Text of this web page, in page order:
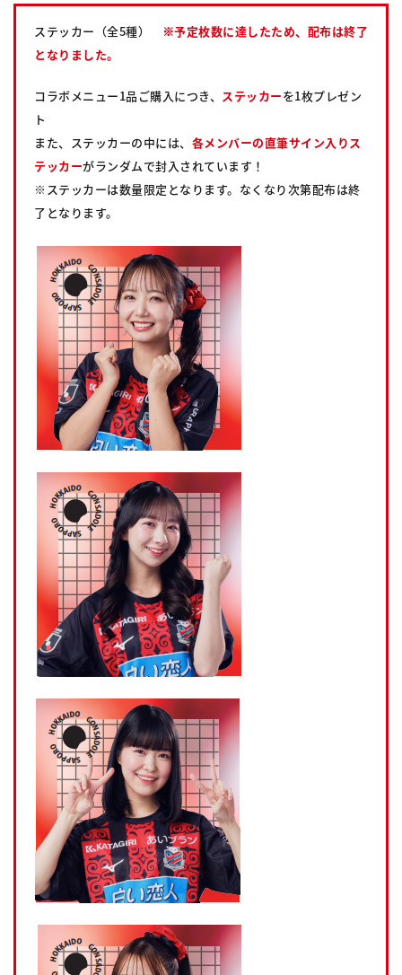
ステッカー（全5種）
※予定枚数に達したため、配布は終了
となりました。
コラボメニュー1品ご購入につき、 ステッカーを1枚プレゼン
ト
また、ステッカーの中には、 各メンバーの直筆サイン入りス
テッカーがランダムで封入されています！
※ステッカーは数量限定となります。なくなり次第配布は終
了となります。